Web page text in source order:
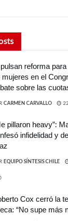
reforma
mujeres en el
sobre las
CARMEN CARVALLO
pillaron heavy”:
infidelidad y
EQUIPO SÍNTESIS CHILE
Cox cerró la
“No supe más